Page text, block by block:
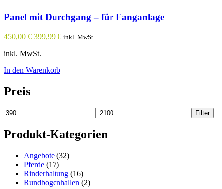
Panel mit Durchgang – für Fanganlage
450,00€ Ursprünglicher
war:
399,99 €Aktueller
inkl. MwSt.
inkl. MwSt.
In den Warenkorb
Preis
Min.
Preis
Max.
Preis
Filter
Produkt-Kategorien
Angebote (32)
Pferde (17)
Rinderhaltung (16)
Rundbogenhallen (2)